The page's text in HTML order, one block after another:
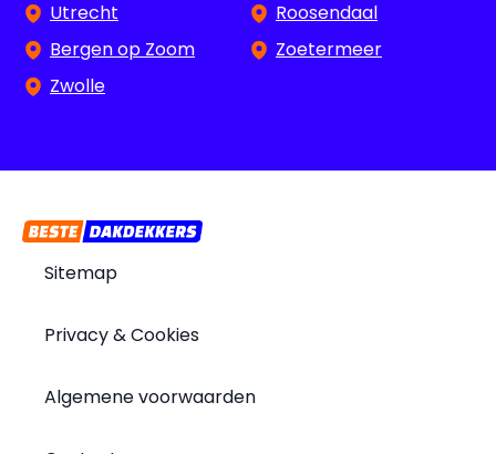
Utrecht
Roosendaal
Bergen op Zoom
Zoetermeer
Zwolle
Sitemap
Privacy & Cookies
Algemene voorwaarden